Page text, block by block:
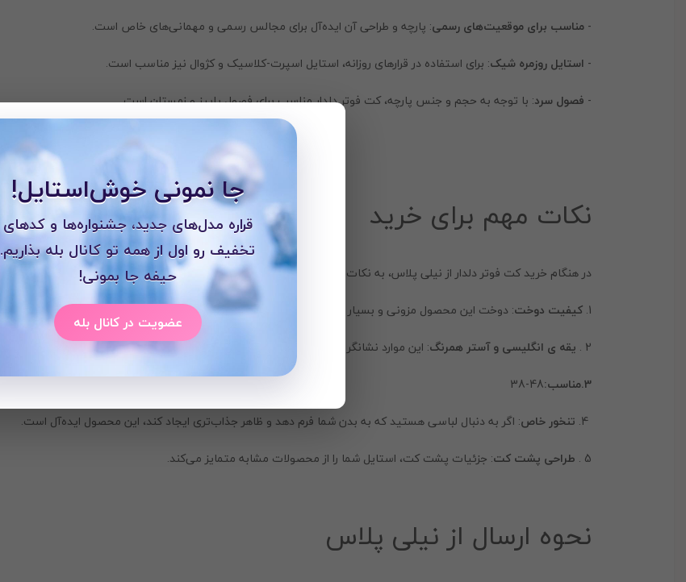
- مناسب برای موقعیت‌های رسمی: پارچه و طراحی آن ایده‌آل برای مجالس رسمی و مهمانی‌های خاص است.
- استایل روزمره شیک: برای استفاده در قرارهای روزانه، استایل اسپرت-کلاسیک و کژوال نیز مناسب است.
- فصول سرد: با توجه به حجم و جنس پارچه، کت فوتر دلدار مناسب برای فصول پاییز و زمستان است.
نکات مهم برای خرید
در هنگام خرید کت فوتر دلدار از نیلی پلاس، به نکات زیر توجه کنید:
1. کیفیت دوخت: دوخت این محصول مزونی و بسیار حرفه‌ای است و باعث دوام بالا و ظرافت هرچه بیشتر کت می‌شود.
2 . یقه ی انگلیسی و آستر همرنگ: این موارد نشانگر توجه به جزئیات و زیبایی طراحی است.
3.مناسب:
48-38
تنخور خاص: اگر به دنبال لباسی هستید که به بدن شما فرم دهد و ظاهر جذاب‌تری ایجاد کند، این محصول ایده‌آل است.
5 . طراحی پشت کت: جزئیات پشت کت، استایل شما را از محصولات مشابه متمایز می‌کند.
نحوه ارسال از نیلی پلاس
جا نمونی خوش‌استایل!
قراره مدل‌های جدید، جشنواره‌ها و کدهای
تخفیف رو اول از همه تو کانال بله بذاریم.
حیفه جا بمونی!
عضویت در کانال بله